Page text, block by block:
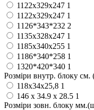
1122x329x247 1
1122х329х247 1
1126*343*232 2
1135x328x247 1
1185x340x255 1
1186*340*258 1
1320*420*340 1
Розміри внутр. блоку см.
118x34x25,8 1
146 х 34.9 х 28.5 1
Розміри зовн. блоку